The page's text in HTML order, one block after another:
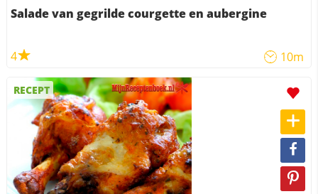
Salade van gegrilde courgette en aubergine
4 10m
RECEPT